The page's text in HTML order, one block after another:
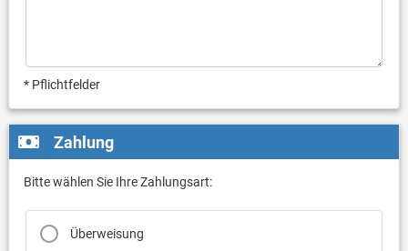
* Pflichtfelder
Zahlung
Bitte wählen Sie Ihre Zahlungsart:
Überweisung